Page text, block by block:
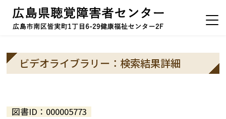
ビデオライブラリー：検索結果詳細
図書ID：000005773